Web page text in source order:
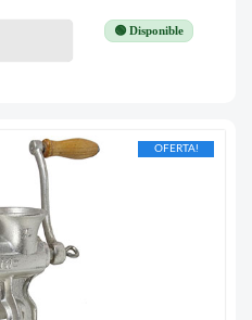
🟢 Disponible
OFERTA!